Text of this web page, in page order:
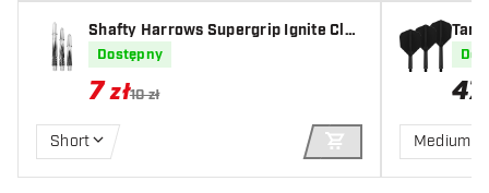
Shafty Harrows Supergrip Ignite Cle
ar
Dostępny
7 zł10 zł
Short
DODAJ DO
47
Medium